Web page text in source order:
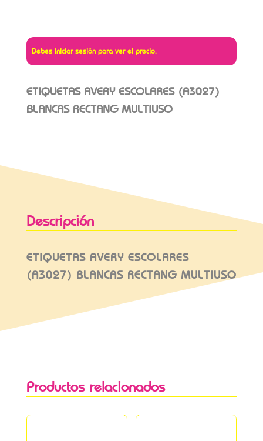
Debes iniciar sesión para ver el precio.
ETIQUETAS AVERY ESCOLARES (A3027)
BLANCAS RECTANG MULTIUSO
Descripción
ETIQUETAS AVERY ESCOLARES
(A3027) BLANCAS RECTANG MULTIUSO
Productos relacionados